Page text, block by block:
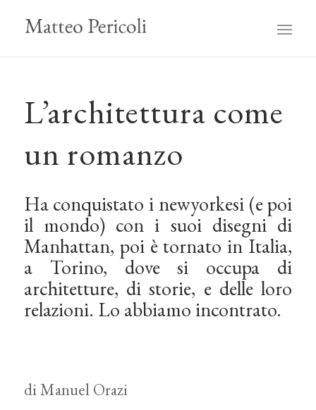
L’architettura come
un romanzo
Ha conquistato i newyorkesi (e poi
il mondo) con i suoi disegni di
Manhattan, poi è tornato in Italia,
a Torino, dove si occupa di
architetture, di storie, e delle loro
relazioni. Lo abbiamo incontrato.
di Manuel Orazi